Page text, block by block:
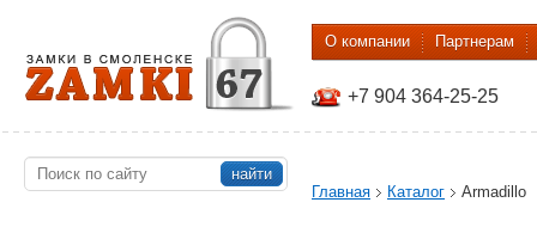
О компании Партнерам
+7 904 364-25-25
найти
Главная Каталог Armadillo